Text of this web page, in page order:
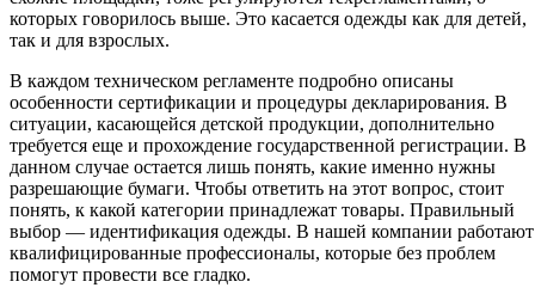
которых говорилось выше. Это касается одежды как для детей,
так и для взрослых.
В каждом техническом регламенте подробно описаны
особенности сертификации и процедуры декларирования. В
ситуации, касающейся детской продукции, дополнительно
требуется еще и прохождение государственной регистрации. В
данном случае остается лишь понять, какие именно нужны
разрешающие бумаги. Чтобы ответить на этот вопрос, стоит
понять, к какой категории принадлежат товары. Правильный
выбор — идентификация одежды. В нашей компании работают
квалифицированные профессионалы, которые без проблем
помогут провести все гладко.